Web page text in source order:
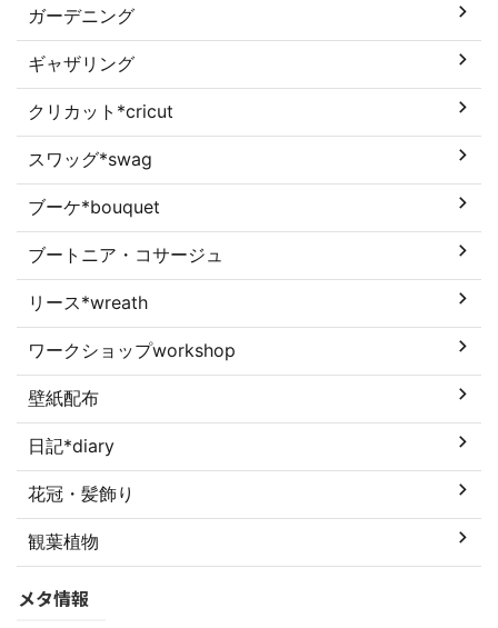
ガーデニング
ギャザリング
クリカット*cricut
スワッグ*swag
ブーケ*bouquet
ブートニア・コサージュ
リース*wreath
ワークショップworkshop
壁紙配布
日記*diary
花冠・髪飾り
観葉植物
メタ情報